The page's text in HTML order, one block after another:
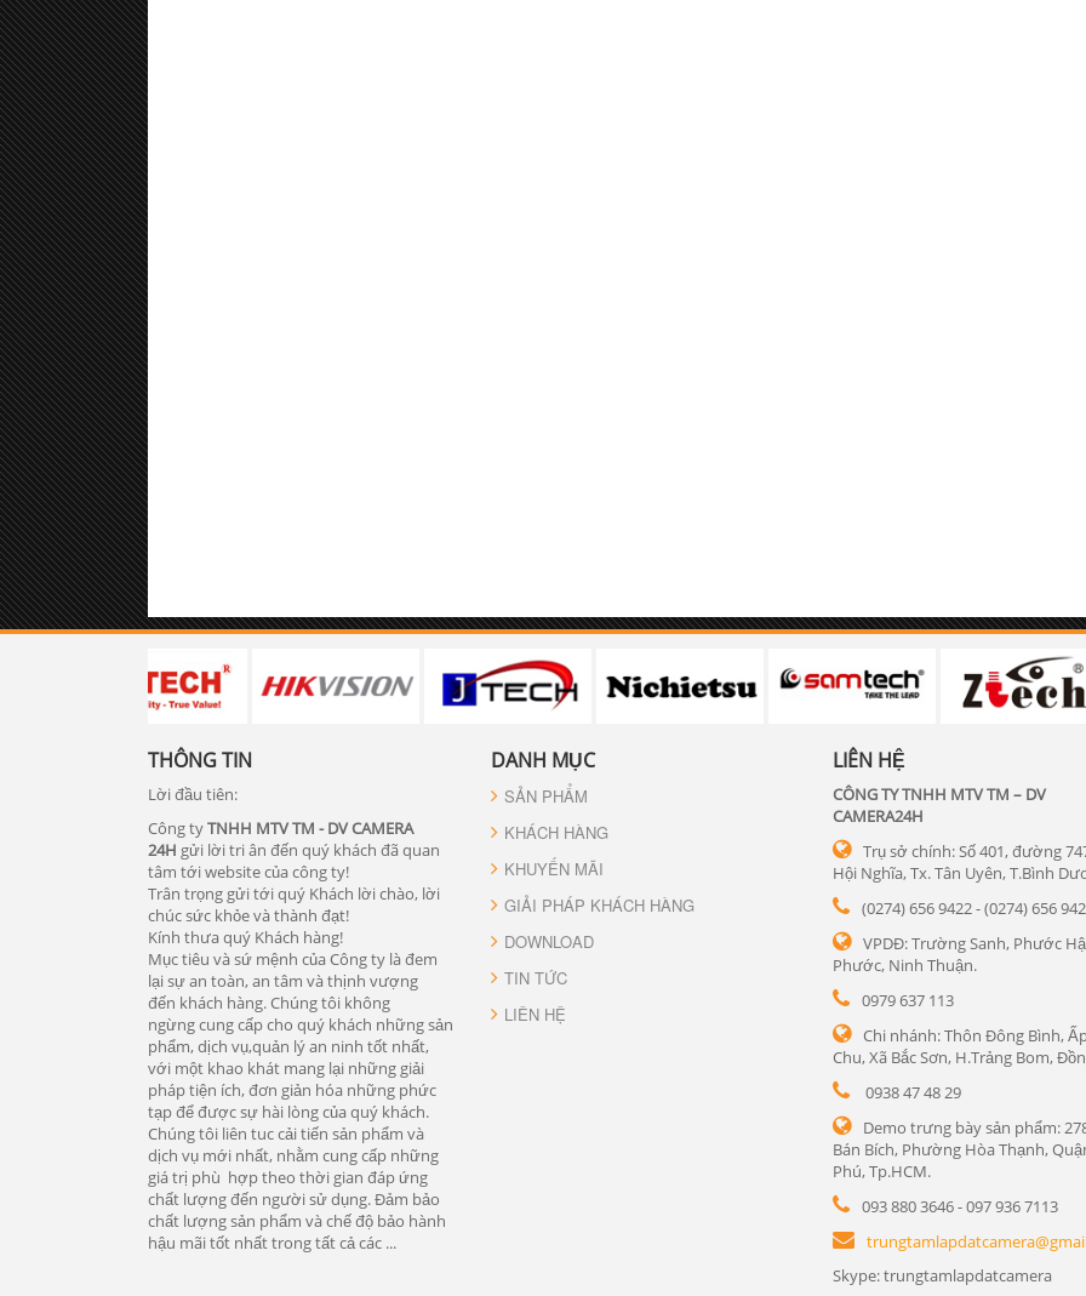
THÔNG TIN
Lời đầu tiên:
Công tyTNHH MTV TM - DV CAMERA
24H gửi lời tri ân đến quý khách đã quan
tâm tới website của công ty!
Trân trọng gửi tới quý Khách lời chào, lời
chúc sức khỏe và thành đạt!
Kính thưa quý Khách hàng!
Mục tiêu và sứ mệnh của Công ty là đem
lại sự an toàn, an tâm và thịnh vượng
đến khách hàng. Chúng tôi không
ngừng cung cấp cho quý khách những sản
phẩm, dịch vụ,quản lý an ninh tốt nhất,
với một khao khát mang lại những giải
pháp tiện ích, đơn giản hóa những phức
tạp để được sự hài lòng của quý khách.
Chúng tôi liên tuc cải tiến sản phẩm và
dịch vụ mới nhất, nhằm cung cấp những
giá trị phù hợp theo thời gian đáp ứng
chất lượng đến người sử dụng. Đảm bảo
chất lượng sản phẩm và chế độ bảo hành
hậu mãi tốt nhất trong tất cả các ...
DANH MỤC
SẢN PHẨM
KHÁCH HÀNG
KHUYẾN MÃI
GIẢI PHÁP KHÁCH HÀNG
DOWNLOAD
TIN TỨC
LIÊN HỆ
LIÊN HỆ
CÔNG TY TNHH MTV TM – DV
CAMERA24H
Trụ sở chính: Số 401, đường
Hội Nghĩa, Tx. Tân Uyên, T.Bình
(0274) 656 9422 - (0274) 656
VPDĐ: Trường Sanh, Phước
Phước, Ninh Thuận.
0979 637 113
Chi nhánh: Thôn Đông Bình,
Chu, Xã Bắc Sơn, H.Trảng Bom,
0938 47 48 29
Demo trưng bày sản phẩm:
Bán Bích, Phường Hòa Thạnh,
Phú, Tp.HCM.
093 880 3646 - 097 936 7113
Skype: trungtamlapdatcamera